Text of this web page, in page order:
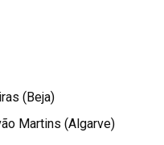
(Beja)
Martins (Algarve)